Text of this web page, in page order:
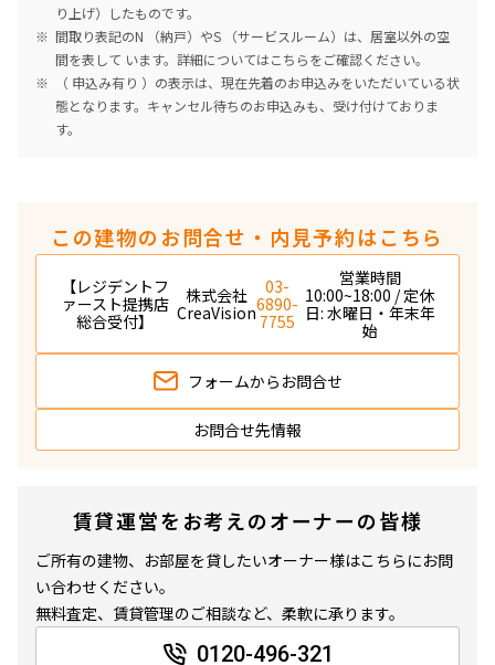
り上げ）したものです。
間取り表記のN （納戸）やS （サービスルーム）は、居室以外の空
間を表して います。詳細についてはこちらをご確認ください。
（ 申込み有り ）の表示は、現在先着のお申込みをいただいている状
態となります。キャンセル待ちのお申込みも、受け付けておりま
す。
この建物のお問合せ・内見予約はこちら
【レジデントフ
ァースト提携店
総合受付】
株式会社
CreaVision
03-
6890-
7755
営業時間
10:00~18:00 / 定休
日: 水曜日・年末年
始
フォームから お問合せ
お問合せ先情報
賃貸運営をお考えのオーナーの皆様
ご所有の建物、お部屋を貸したいオーナー様はこちらにお問
い合わせください。
無料査定、賃貸管理のご相談など、柔軟に承ります。
0120-496-321